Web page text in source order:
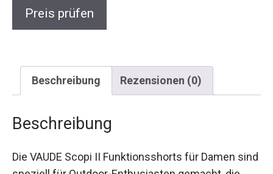
Beschreibung Rezensionen (0)
Beschreibung
sind speziell für Outdoor-Enthusiasten gemacht,